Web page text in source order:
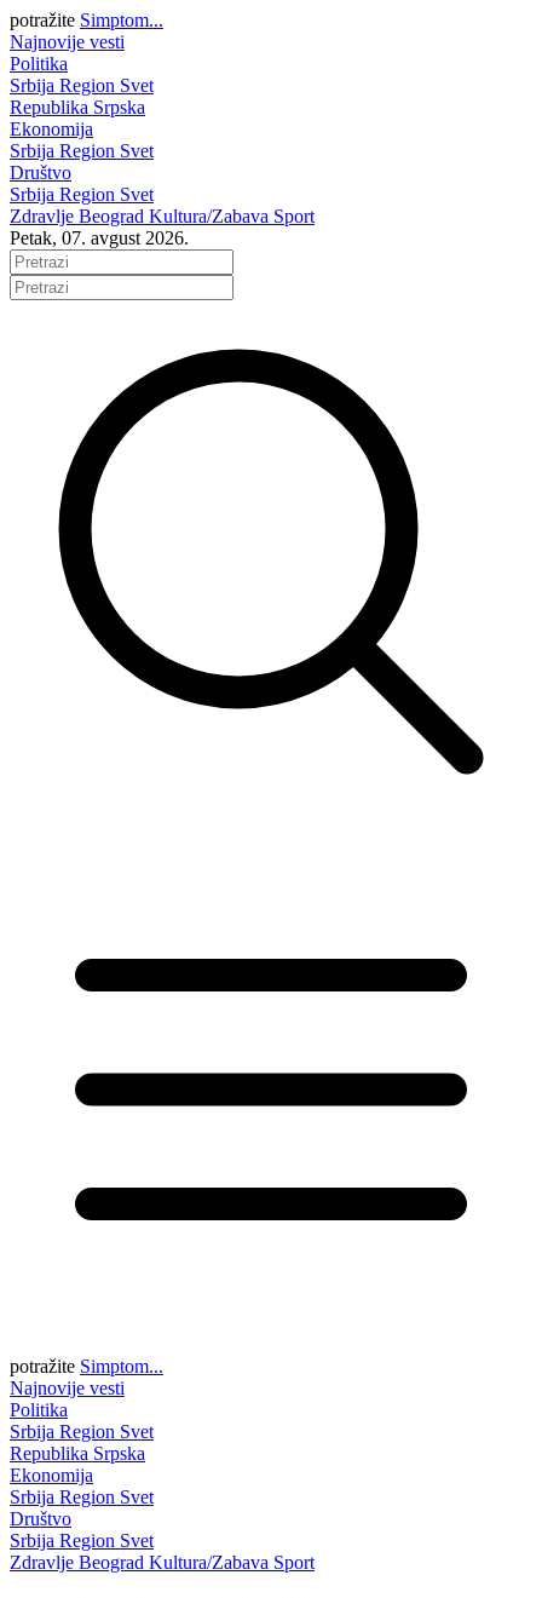
potražite Simptom...
Najnovije vesti
Politika
Srbija Region Svet
Republika Srpska
Ekonomija
Srbija Region Svet
Društvo
Srbija Region Svet
Zdravlje Beograd Kultura/Zabava Sport
Petak, 07. avgust 2026.
potražite Simptom...
Najnovije vesti
Politika
Srbija Region Svet
Republika Srpska
Ekonomija
Srbija Region Svet
Društvo
Srbija Region Svet
Zdravlje Beograd Kultura/Zabava Sport